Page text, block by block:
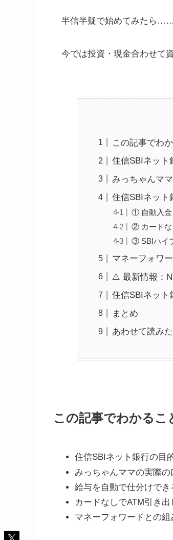
半信半疑で始めてみたら……
今では投資・現金合わせて
この記事でわ
住信SBIネット
みっちゃんマ
住信SBIネット
① 自動入金
② カードな
③ SBIハイ
マネーフォワ
⚠️ 最新情報：
住信SBIネット
まとめ
あわせて読み
この記事でわかるこ
住信SBIネット銀行の目
みっちゃんママの実際の
給与を自動で仕分けで
カードなしでATM引き
マネーフォワードとの